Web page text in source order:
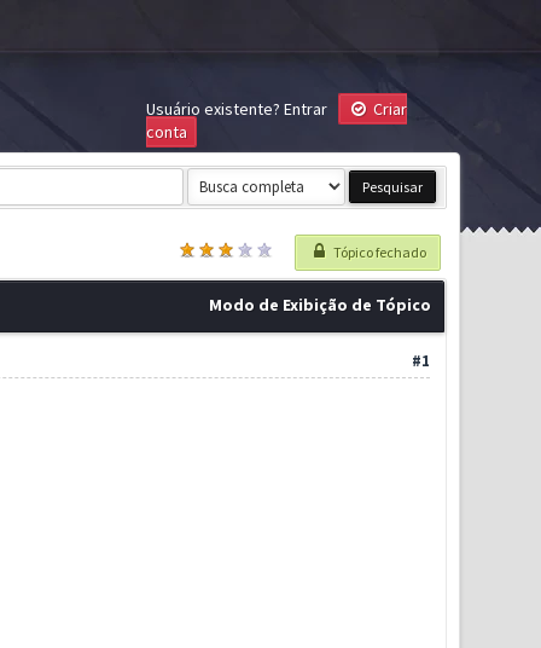
Usuário existente? Entrar
Criar
conta
Tópico fechado
Modo de Exibição de Tópico
#1